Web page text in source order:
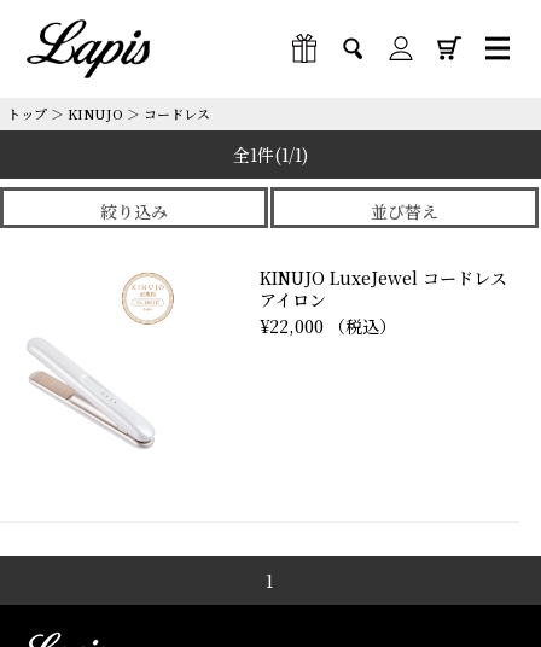
トップ ＞ KINUJO ＞ コードレス
全1件(1/1)
絞り込み 並び替え
KINUJO LuxeJewel コードレス
アイロン
¥22,000 （税込）
1